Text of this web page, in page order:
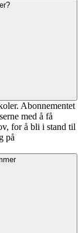
Abonnementet
med å få
for å bli i stand til
på